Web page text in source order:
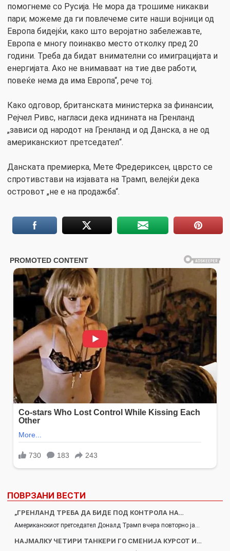
помогнеме со Русија. Не мора да трошиме никакви
пари; можеме да ги повлечеме сите наши војници од
Европа бидејќи, како што веројатно забележавте,
Европа е многу поинакво место отколку пред 20
години. Треба да бидат внимателни со имиграцијата и
енергијата. Ако не внимаваат на тие две работи,
повеќе нема да има Европа“, рече тој.
Како одговор, британската министерка за финансии,
Рејчел Ривс, нагласи дека иднината на Гренланд
„зависи од народот на Гренланд и од Данска, а не од
американскиот претседател“.
Данската премиерка, Мете Фредериксен, цврсто се
спротивстави на изјавата на Трамп, велејќи дека
островот „не е на продажба“.
ПОВРЗАНИ ВЕСТИ
„ГРЕНЛАНД ТРЕБА ДА БИДЕ ПОД КОНТРОЛА НА…
Американскиот претседател Доналд Трамп вчера повторно ја…
НАЈМАЛКУ ЧЕТИРИ ТАНКЕРИ ГО СМЕНИЈА КУРСОТ И…